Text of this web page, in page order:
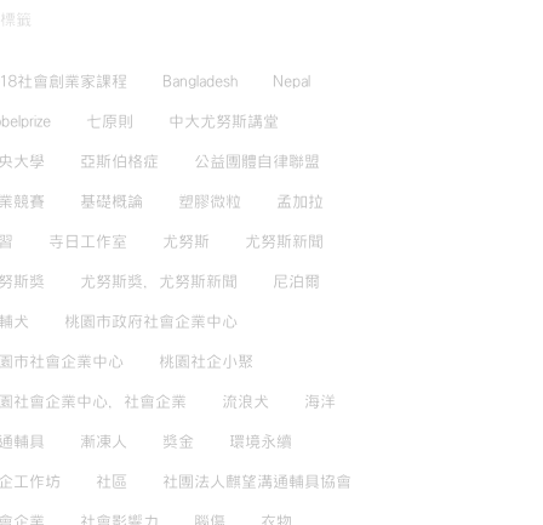
籤
社會創業家課程 Bangladesh Nepal
七原則 中大尤努斯講堂
大學 亞斯伯格症 公益團體自律聯盟
競賽 基礎概論 塑膠微粒 孟加拉
寺日工作室 尤努斯 尤努斯新聞
斯獎 尤努斯獎，尤努斯新聞 尼泊爾
犬 桃園市政府社會企業中心
市社會企業中心 桃園社企小聚
社會企業中心，社會企業 流浪犬 海洋
輔具 漸凍人 獎金 環境永續
工作坊 社區 社團法人麒望溝通輔具協會
企業 社會影響力 腦傷 衣物